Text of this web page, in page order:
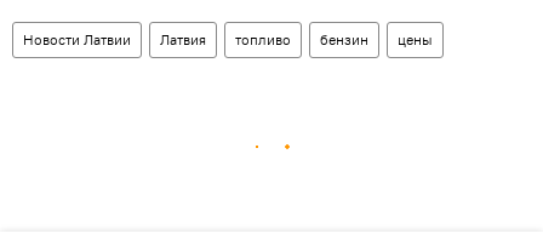
Новости Латвии Латвия топливо бензин цены